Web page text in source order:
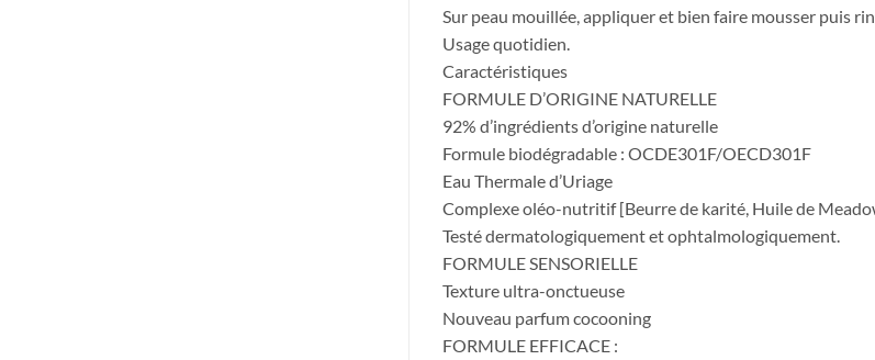
Sur peau mouillée, appliquer et bien faire mousser puis
Usage quotidien.
Caractéristiques
FORMULE D’ORIGINE NATURELLE
92% d’ingrédients d’origine naturelle
Formule biodégradable : OCDE301F/OECD301F
Eau Thermale d’Uriage
Complexe oléo-nutritif [Beurre de karité, Huile de
Testé dermatologiquement et ophtalmologiquement.
FORMULE SENSORIELLE
Texture ultra-onctueuse
Nouveau parfum cocooning
FORMULE EFFICACE :